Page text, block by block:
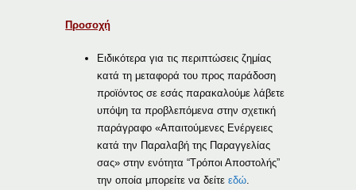
Προσοχή
Ειδικότερα για τις περιπτώσεις ζημίας
κατά τη μεταφορά του προς παράδοση
προϊόντος σε εσάς παρακαλούμε λάβετε
υπόψη τα προβλεπόμενα στην σχετική
παράγραφο «Απαιτούμενες Ενέργειες
κατά την Παραλαβή της Παραγγελίας
σας» στην ενότητα “Τρόποι Αποστολής”
την οποία μπορείτε να δείτεεδώ